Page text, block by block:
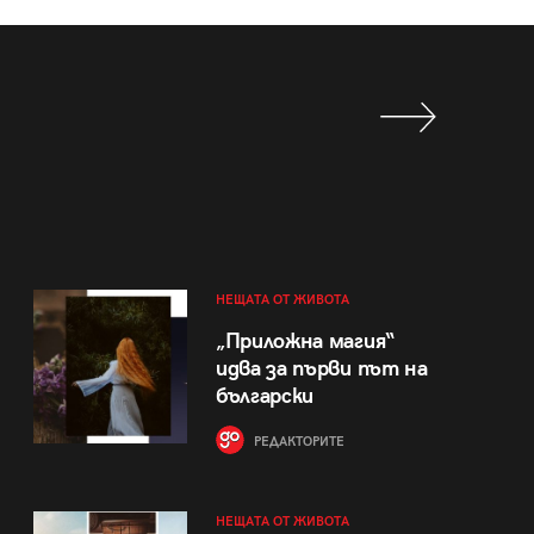
НЕЩАТА ОТ ЖИВОТА
„Приложна магия“
идва за първи път на
български
РЕДАКТОРИТЕ
НЕЩАТА ОТ ЖИВОТА